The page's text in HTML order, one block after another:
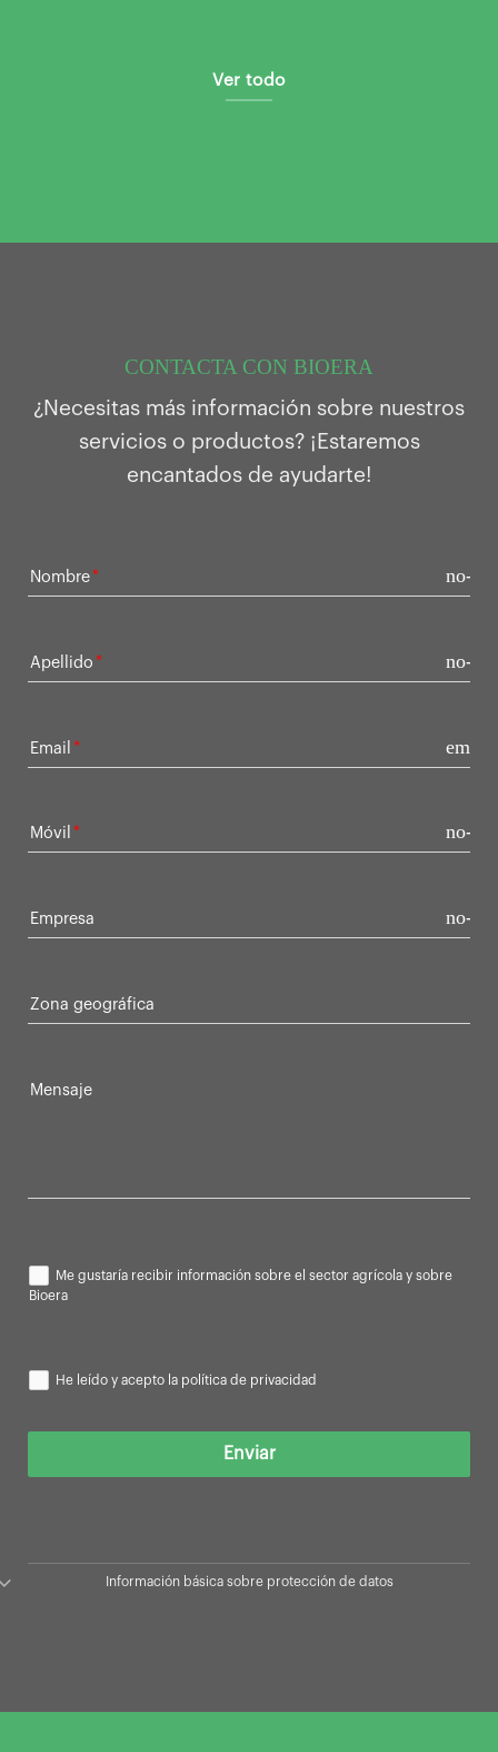
Ver todo
CONTACTA CON BIOERA
¿Necesitas más información sobre nuestros
servicios o productos? ¡Estaremos
encantados de ayudarte!
Nombre no-
Apellido no-
Email email
Móvil no-
Empresa no-
Zona geográfica
Mensaje
Me gustaría recibir información sobre el sector agrícola y sobre
Bioera
He leído y acepto la política de privacidad
Enviar
Información básica sobre protección de datos